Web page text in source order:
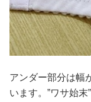
アンダー部分は幅
います。”ワサ始